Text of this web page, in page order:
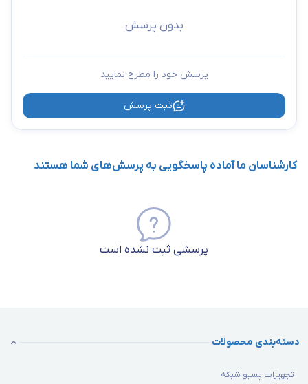
بدون پرسش
پرسش خود را مطرح نمایید
ثبت پرسش
کارشناسان ما آماده پاسخگویی به پرسش‌های شما هستند
پرسشی ثبت نشده است
دسته‌بندی محصولات
تجهیزات پسیو شبکه